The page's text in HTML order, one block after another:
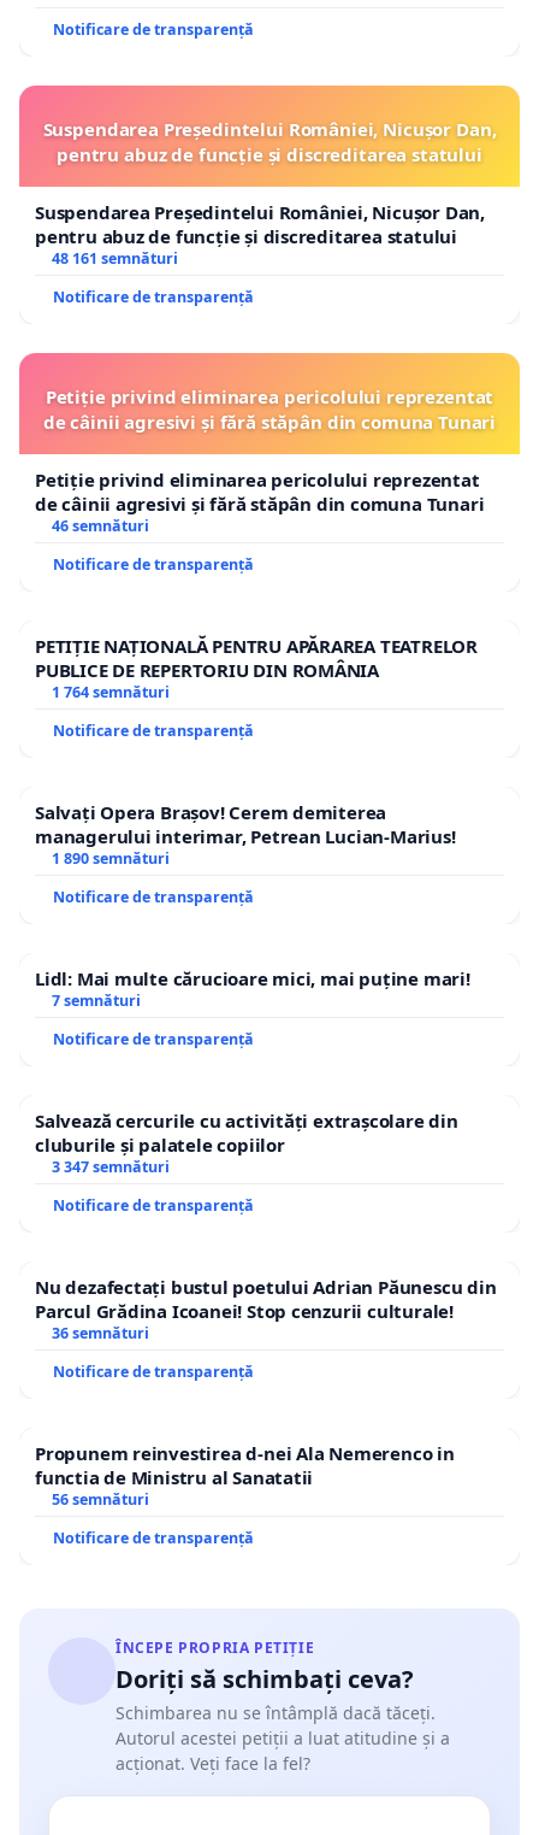
valamint apolgármesteri hivatal
A közönség megjegyzéseit naponta fogadják a Maros
Megyei Környezetvédelmi Ügynökség székhelyén,
hétfő-csütörtök napokon, 9-14 óra között.
Notificare de transparență
Suspendarea Președintelui României, Nicușor Dan,
pentru abuz de funcție și discreditarea statului
Suspendarea Președintelui României, Nicușor Dan,
pentru abuz de funcție și discreditarea statului
48 161 semnături
Notificare de transparență
Petiție privind eliminarea pericolului reprezentat
de câinii agresivi și fără stăpân din comuna Tunari
Petiție privind eliminarea pericolului reprezentat
de câinii agresivi și fără stăpân din comuna Tunari
46 semnături
Notificare de transparență
PETIȚIE NAȚIONALĂ PENTRU APĂRAREA TEATRELOR
PUBLICE DE REPERTORIU DIN ROMÂNIA
1 764 semnături
Notificare de transparență
Salvați Opera Brașov! Cerem demiterea
managerului interimar, Petrean Lucian-Marius!
1 890 semnături
Notificare de transparență
Lidl: Mai multe cărucioare mici, mai puține mari!
7 semnături
Notificare de transparență
Salvează cercurile cu activități extrașcolare din
cluburile și palatele copiilor
3 347 semnături
Notificare de transparență
Nu dezafectați bustul poetului Adrian Păunescu din
Parcul Grădina Icoanei! Stop cenzurii culturale!
36 semnături
Notificare de transparență
Propunem reinvestirea d-nei Ala Nemerenco in
functia de Ministru al Sanatatii
56 semnături
Notificare de transparență
ÎNCEPE PROPRIA PETIȚIE
Doriți să schimbați ceva?
Schimbarea nu se întâmplă dacă tăceți.
Autorul acestei petiții a luat atitudine și a
acționat. Veți face la fel?